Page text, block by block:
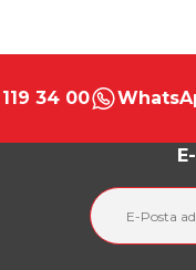
34 00